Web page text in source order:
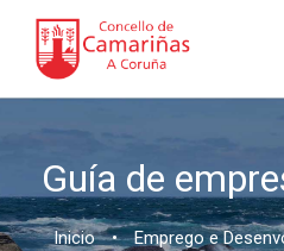
Guía de
Inicio • Emprego e